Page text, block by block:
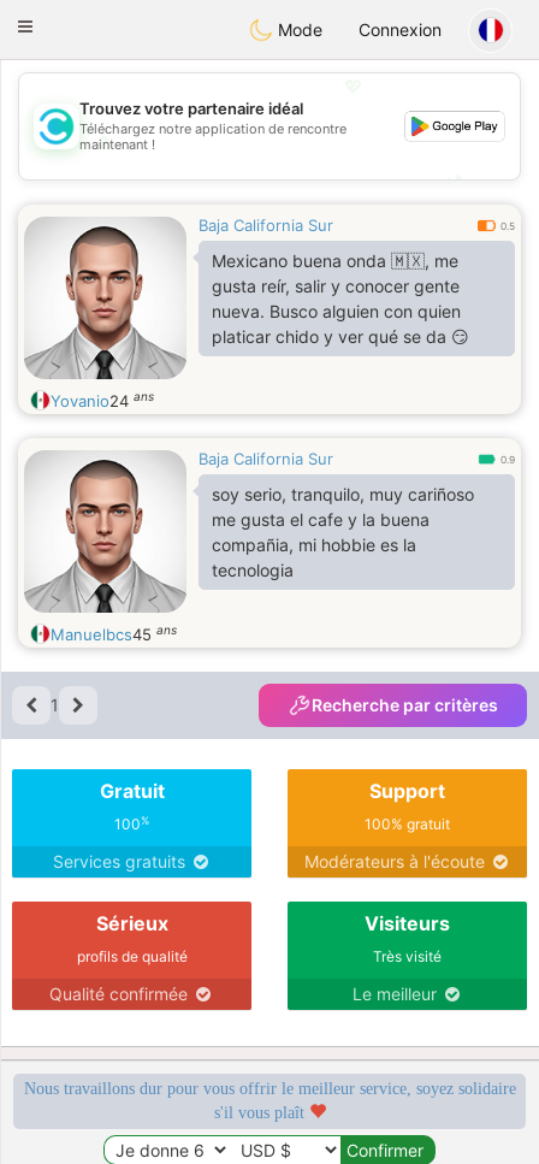
olombiaCitas
Toggle
Mode Connexion
💖
💕
Trouvez votre partenaire idéal
Téléchargez notre application de rencontre
maintenant !
Baja California Sur 0.5
Mexicano buena onda 🇲🇽, me
gusta reír, salir y conocer gente
nueva. Busco alguien con quien
platicar chido y ver qué se da 😏
Yovanio24 ans
Baja California Sur 0.9
soy serio, tranquilo, muy cariñoso
me gusta el cafe y la buena
compañia, mi hobbie es la
tecnologia
Manuelbcs45 ans
1 Recherche par critères
Gratuit
100%
Services gratuits
Support
100% gratuit
Modérateurs à l'écoute
Sérieux
profils de qualité
Qualité confirmée
Visiteurs
Très visité
Le meilleur
Nous travaillons dur pour vous offrir le meilleur service, soyez solidaire
s'il vous plaît